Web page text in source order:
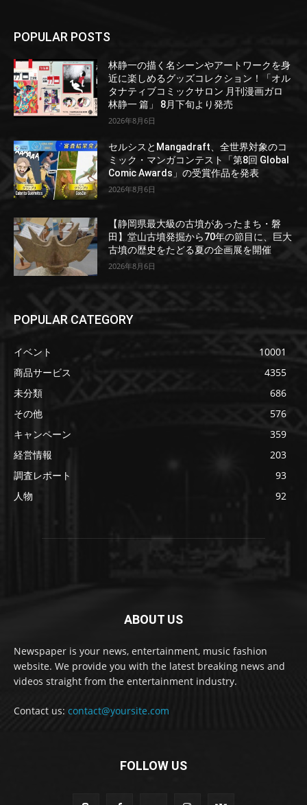
POPULAR POSTS
林静一の描く名シーンやアートワークを身
近に楽しめるグッズコレクション！「オル
タナティブコミックサロン 月刊漫画ガロ
林静一 篇」 8月下旬より発売
2026年8月6日
セルシスとMangadraft、全世界対象のコ
ミック・マンガコンテスト「第8回 Global
Comic Awards」の受賞作品を発表
2026年8月6日
【静岡県最大級の古墳があったまち・磐
田】堂山古墳発掘から70年の節目に、巨大
古墳の歴史をたどる夏の企画展を開催
2026年8月6日
POPULAR CATEGORY
イベント
10001
商品サービス
4355
未分類
686
その他
576
キャンペーン
359
経営情報
203
調査レポート
93
人物
92
ABOUT US
Newspaper is your news, entertainment, music fashion
website. We provide you with the latest breaking news and
videos straight from the entertainment industry.
Contact us: contact@yoursite.com
FOLLOW US